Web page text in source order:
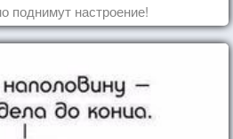
поднимут настроение!